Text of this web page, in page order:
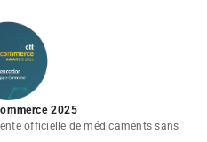
2025
officielle de médicaments sans